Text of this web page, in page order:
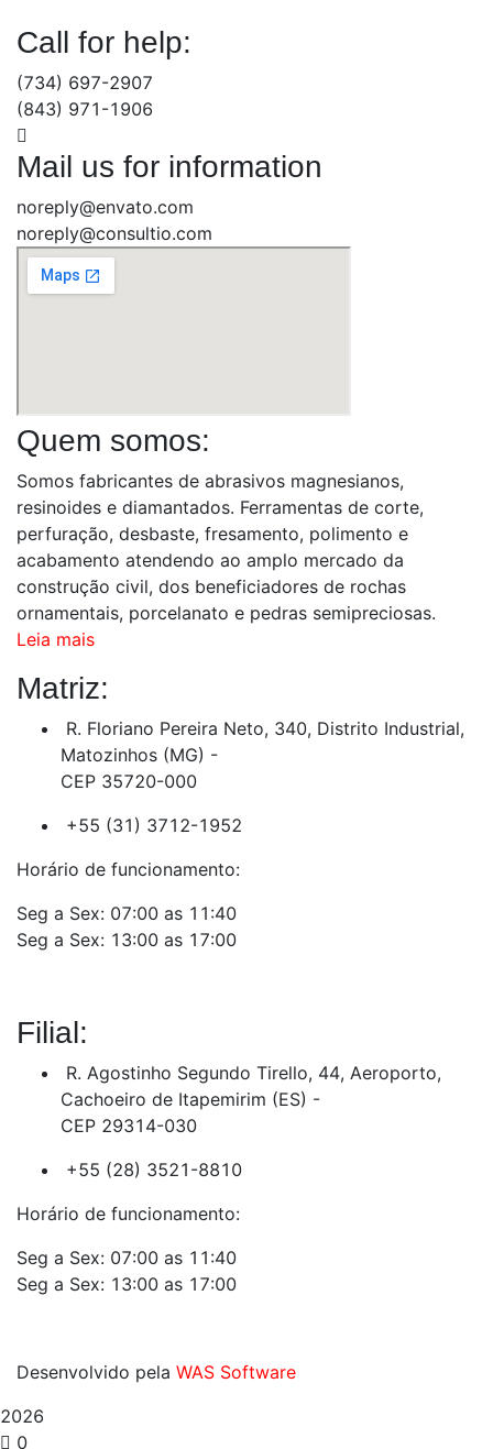
Call for help:
(734) 697-2907
(843) 971-1906
Mail us for information
noreply@envato.com
noreply@consultio.com
Quem somos:
Somos fabricantes de abrasivos magnesianos,
resinoides e diamantados. Ferramentas de corte,
perfuração, desbaste, fresamento, polimento e
acabamento atendendo ao amplo mercado da
construção civil, dos beneficiadores de rochas
ornamentais, porcelanato e pedras semipreciosas.
Leia mais
Matriz:
R. Floriano Pereira Neto, 340, Distrito Industrial,
Matozinhos (MG) -
CEP 35720-000
+55 (31) 3712-1952
Horário de funcionamento:
Seg a Sex: 07:00 as 11:40
Seg a Sex: 13:00 as 17:00
Filial:
R. Agostinho Segundo Tirello, 44, Aeroporto,
Cachoeiro de Itapemirim (ES) -
CEP 29314-030
+55 (28) 3521-8810
Horário de funcionamento:
Seg a Sex: 07:00 as 11:40
Seg a Sex: 13:00 as 17:00
Desenvolvido pela WAS Software
2026
0